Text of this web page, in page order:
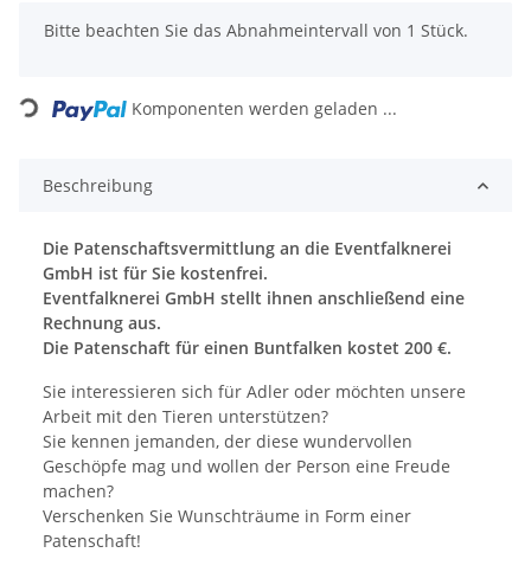
x
Bitte beachten Sie das Abnahmeintervall von 1 Stück.
Loading... Komponenten werden geladen ...
Beschreibung
Die Patenschaftsvermittlung an die Eventfalknerei
GmbH ist für Sie kostenfrei.
Eventfalknerei GmbH stellt ihnen anschließend eine
Rechnung aus.
Die Patenschaft für einen Buntfalken kostet 200 €.
Sie interessieren sich für Adler oder möchten unsere
Arbeit mit den Tieren unterstützen?
Sie kennen jemanden, der diese wundervollen
Geschöpfe mag und wollen der Person eine Freude
machen?
Verschenken Sie Wunschträume in Form einer
Patenschaft!